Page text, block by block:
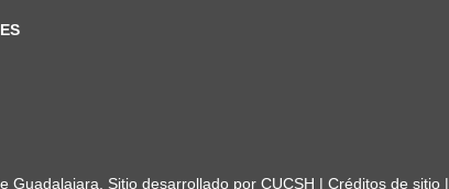
Guadalajara. Sitio desarrollado por CUCSH | Créditos de sitio|